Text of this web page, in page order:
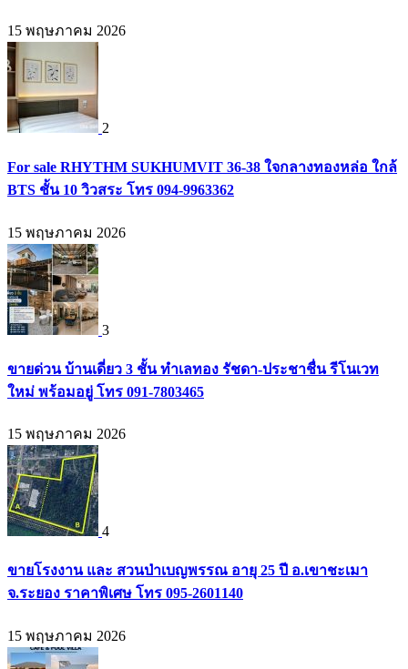
15 พฤษภาคม 2026
2
For sale RHYTHM SUKHUMVIT 36-38 ใจกลางทองหล่อ ใกล้
BTS ชั้น 10 วิวสระ โทร 094-9963362
15 พฤษภาคม 2026
3
ขายด่วน บ้านเดี่ยว 3 ชั้น ทำเลทอง รัชดา-ประชาชื่น รีโนเวท
ใหม่ พร้อมอยู่ โทร 091-7803465
15 พฤษภาคม 2026
4
ขายโรงงาน และ สวนป่าเบญพรรณ อายุ 25 ปี อ.เขาชะเมา
จ.ระยอง ราคาพิเศษ โทร 095-2601140
15 พฤษภาคม 2026